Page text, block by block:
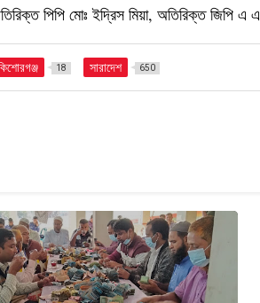
পিপি মোঃ ইদ্রিস মিয়া, অতিরিক্ত জিপি
18 সারাদেশ 650